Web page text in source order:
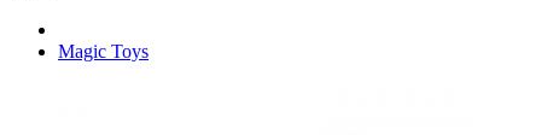
Magic Toys